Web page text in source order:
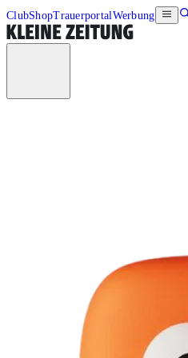
ClubShopTrauerportalWerbung